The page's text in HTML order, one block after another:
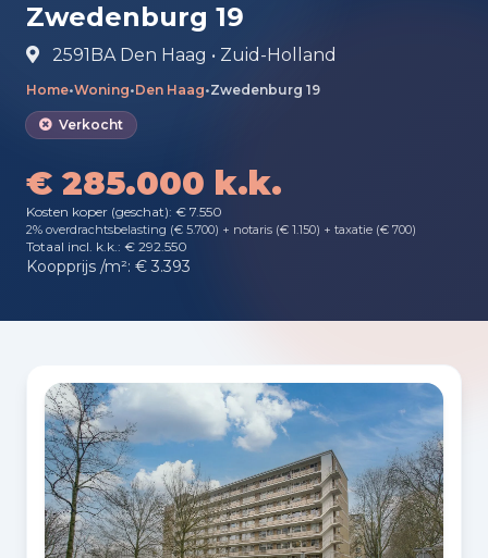
Zwedenburg 19
2591BA Den Haag • Zuid-Holland
Home•Woning•Den Haag•Zwedenburg 19
Verkocht
€ 285.000 k.k.
Kosten koper (geschat): € 7.550
2% overdrachtsbelasting (€ 5.700) + notaris (€ 1.150) + taxatie (€ 700)
Totaal incl. k.k.: € 292.550
Koopprijs /m²: € 3.393
Fotogalerij